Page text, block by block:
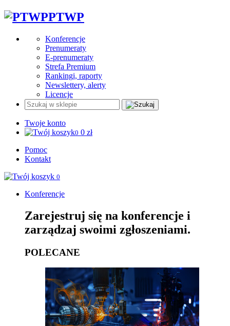
PTWP
Konferencje
Prenumeraty
E-prenumeraty
Strefa Premium
Rankingi, raporty
Newslettery, alerty
Licencje
Twoje konto
0 0 zł
Pomoc
Kontakt
0
Konferencje
Zarejestruj się na konferencje i
zarządzaj swoimi zgłoszeniami.
POLECANE